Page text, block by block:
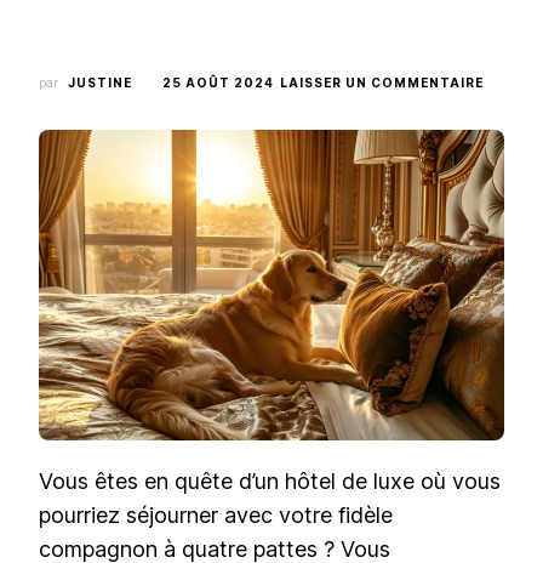
par JUSTINE 25 AOÛT 2024 LAISSER UN COMMENTAIRE
LUXE
PET-
:
LES
IDÉALES
POUR
UN
SÉJOUR
AVEC
VOTRE
ANIMAL
Vous êtes en quête d’un hôtel de luxe où vous
pourriez séjourner avec votre fidèle
compagnon à quatre pattes ? Vous